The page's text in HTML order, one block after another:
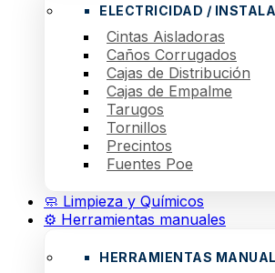
ELECTRICIDAD /
Cintas Aisladoras
Caños Corrugados
Cajas de Distribución
Cajas de Empalme
Tarugos
Tornillos
Precintos
Fuentes Poe
🧼 Limpieza y Químicos
⚙️ Herramientas manuales
HERRAMIENTAS